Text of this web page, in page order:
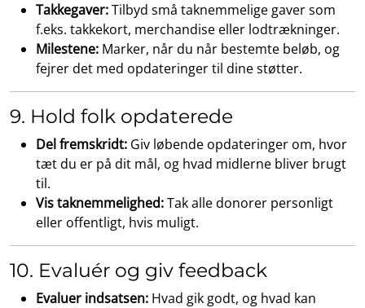
Takkegaver:Tilbyd små taknemmelige gaver som
f.eks. takkekort, merchandise eller lodtrækninger.
Milestene: Marker, når du når bestemte beløb, og
fejrer det med opdateringer til dine støtter.
9. Hold folk opdaterede
Del fremskridt: Giv løbende opdateringer om, hvor
tæt du er på dit mål, og hvad midlerne bliver brugt
til.
Vis taknemmelighed:Tak alle donorer personligt
eller offentligt, hvis muligt.
10. Evaluér og giv feedback
Evaluer indsatsen: Hvad gik godt, og hvad kan